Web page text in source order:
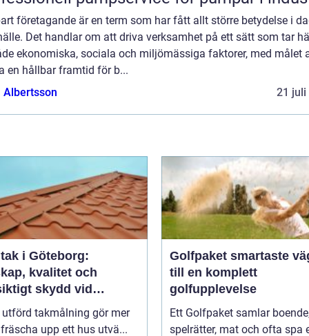
företagande är en term som har fått allt större betydelse i
Det handlar om att driva verksamhet på ett sätt som tar
ekonomiska, sociala och miljömässiga faktorer, med målet
en hållbar framtid för b...
Albertsson
21 juli
i Göteborg:
kvalitet och
skydd vid
i Göteborg
utförd takmålning gör mer
upp ett hus utvä...
Golfpaket smartaste vägen
till en komplett
golfupplevelse
Ett Golfpaket samlar
spelrätter, mat och ofta spa